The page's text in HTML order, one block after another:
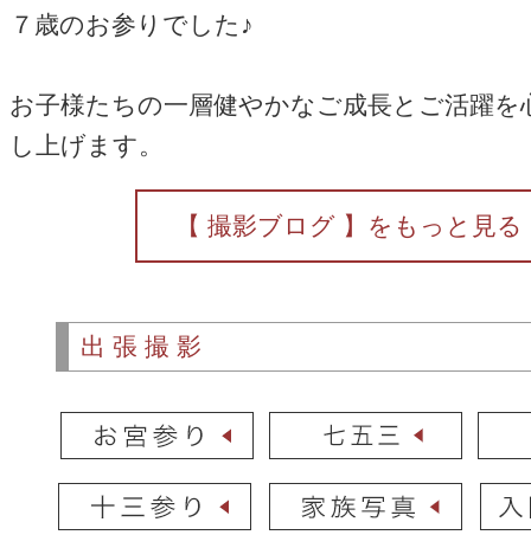
７歳のお参りでした♪
お子様たちの一層健やかなご成長とご活躍を
し上げます。
【 撮影ブログ 】をもっと見
出張撮影